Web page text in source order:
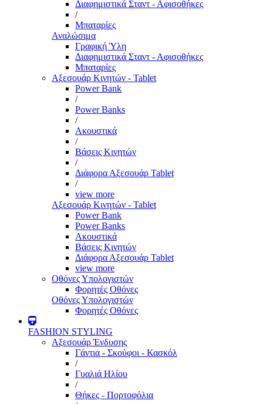
Διαφημιστικά Σταντ - Αφισοθήκες
/
Μπαταρίες
Αναλώσιμα
Γραφική Ύλη
Διαφημιστικά Σταντ - Αφισοθήκες
Μπαταρίες
Αξεσουάρ Κινητών - Tablet
Power Bank
/
Power Banks
/
Ακουστικά
/
Βάσεις Κινητών
/
Διάφορα Αξεσουάρ Tablet
/
view more
Αξεσουάρ Κινητών - Tablet
Power Bank
Power Banks
Ακουστικά
Βάσεις Κινητών
Διάφορα Αξεσουάρ Tablet
view more
Οθόνες Υπολογιστών
Φορητές Οθόνες
Οθόνες Υπολογιστών
Φορητές Οθόνες
FASHION STYLING
Αξεσουάρ Ένδυσης
Γάντια - Σκούφοι - Κασκόλ
/
Γυαλιά Ηλίου
/
Θήκες - Πορτοφόλια